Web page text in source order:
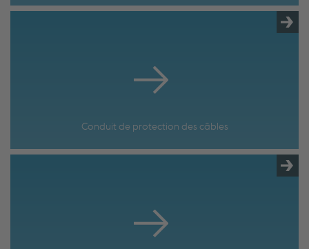
Conduit de protection des câbles